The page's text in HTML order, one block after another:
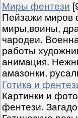
Миры фентези
Пейзажи миров
миры,воины,
чародеи.
работы
анимация.
амазонки,
Готика и
Картинки и
фентези.